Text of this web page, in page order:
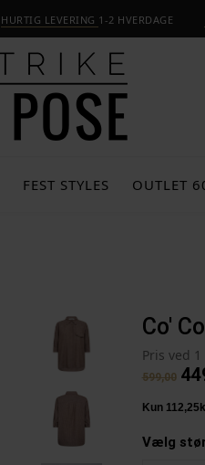
HURTIG LEVERING 1-2 HVERDAGE
FEST STYLES OUTLET
Co'
Pris ved 1
599,00
Vælg